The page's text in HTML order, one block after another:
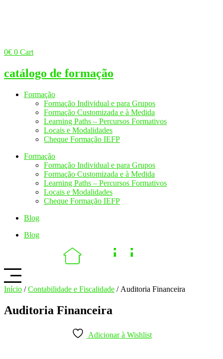
0€ 0 Cart
catálogo de formação
Formação
Formação Individual e para Grupos
Formação Customizada e à Medida
Learning Paths – Percursos Formativos
Locais e Modalidades
Cheque Formação IEFP
Formação
Formação Individual e para Grupos
Formação Customizada e à Medida
Learning Paths – Percursos Formativos
Locais e Modalidades
Cheque Formação IEFP
Blog
Blog
Início /Contabilidade e Fiscalidade / Auditoria Financeira
Auditoria Financeira
Adicionar à Wishlist